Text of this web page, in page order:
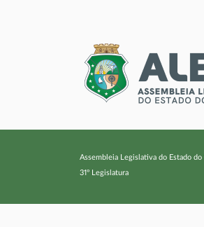
Assembleia Legislativa do Estado do
31º Legislatura